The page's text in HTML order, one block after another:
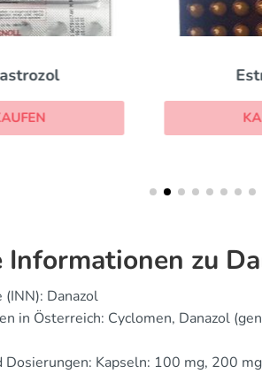
Estrofem
zu
Danazol
in Österreich: Cyclomen, Danazol
Dosierungen: Kapseln: 100 mg, 200 mg